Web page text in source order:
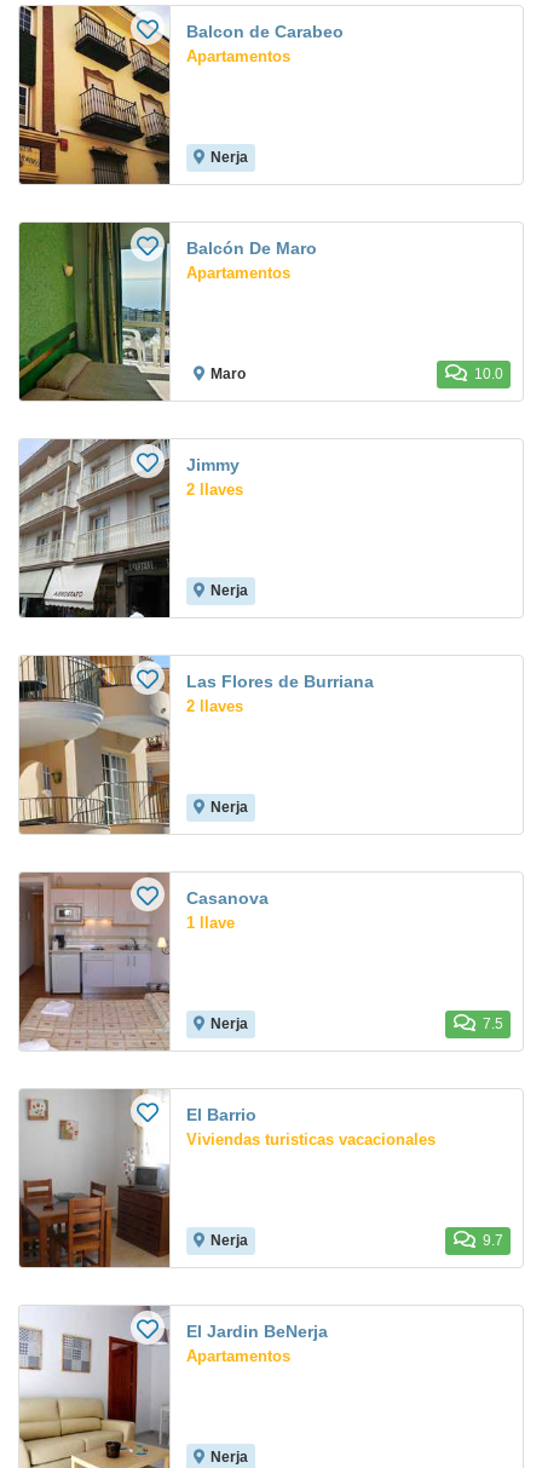
Balcon de Carabeo
Apartamentos
Nerja
Balcón De Maro
Apartamentos
Maro 10.0
Jimmy
2 llaves
Nerja
Las Flores de Burriana
2 llaves
Nerja
Casanova
1 llave
Nerja 7.5
El Barrio
Viviendas turisticas vacacionales
Nerja 9.7
El Jardin BeNerja
Apartamentos
Nerja